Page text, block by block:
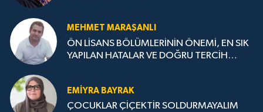
MEHMET MARAŞANLI
ÖN LİSANS BÖLÜMLERİNİN ÖNEMİ, EN SIK
YAPILAN HATALAR VE DOĞRU TERCİH
EMIYRA BAYRAK
ÇOCUKLAR ÇİÇEKTİR SOLDURMAYALIM